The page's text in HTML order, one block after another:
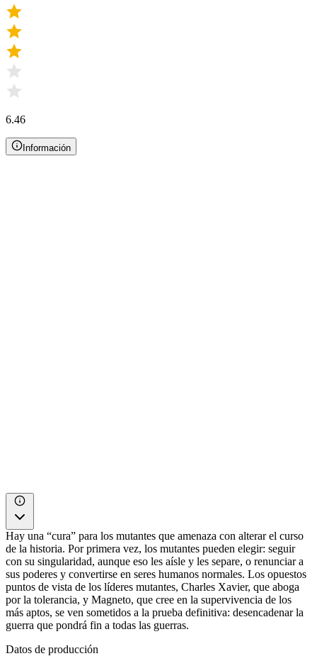
6.46
Información
Hay una “cura” para los mutantes que amenaza con alterar el curso
de la historia. Por primera vez, los mutantes pueden elegir: seguir
con su singularidad, aunque eso les aísle y les separe, o renunciar a
sus poderes y convertirse en seres humanos normales. Los opuestos
puntos de vista de los líderes mutantes, Charles Xavier, que aboga
por la tolerancia, y Magneto, que cree en la supervivencia de los
más aptos, se ven sometidos a la prueba definitiva: desencadenar la
guerra que pondrá fin a todas las guerras.
Datos de producción